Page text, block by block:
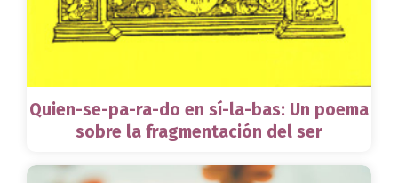
Quien-se-pa-ra-do en sí-la-bas: Un poema
sobre la fragmentación del ser